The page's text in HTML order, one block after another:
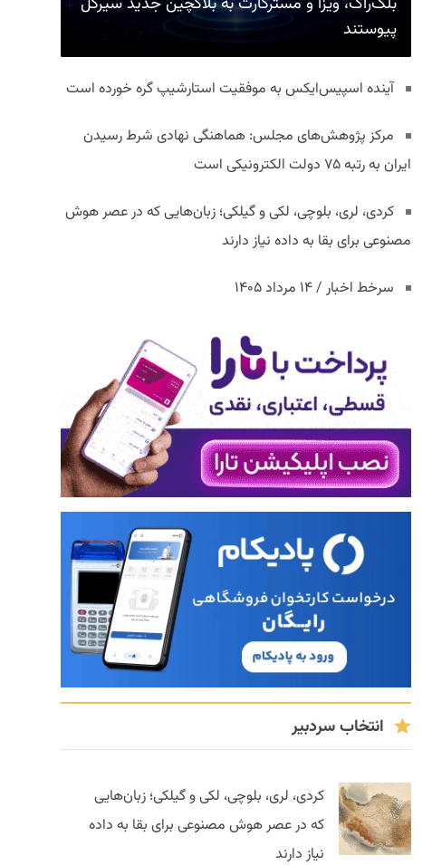
پیوستند
آینده اسپیس‌ایکس به موفقیت استارشیپ گره خورده است
مرکز پژوهش‌های مجلس: هماهنگی نهادی شرط رسیدن
ایران به رتبه ۷۵ دولت الکترونیکی است
کردی، لری، بلوچی، لکی و گیلکی؛ زبان‌هایی که در عصر هوش
مصنوعی برای بقا به داده نیاز دارند
سرخط اخبار / ۱۴ مرداد ۱۴۰۵
انتخاب سردبیر
کردی، لری، بلوچی، لکی و گیلکی؛ زبان‌هایی
که در عصر هوش مصنوعی برای بقا به داده
نیاز دارند